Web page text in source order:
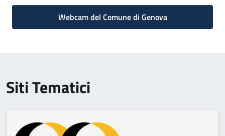
Webcam del Comune di Genova
Siti Tematici